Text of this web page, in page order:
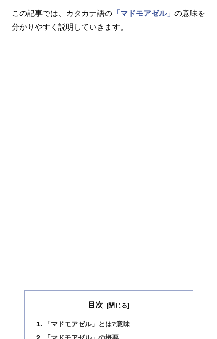
この記事では、カタカナ語の 「マドモアゼル」 の意味を
分かりやすく説明していきます。
目次
「マドモアゼル」とは?意味